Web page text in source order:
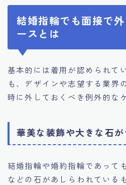
結婚指輪でも面接で
ースとは
基本的には着用が認められて
も、デザインや志望する業界
時に外しておくべき例外的な
華美な装飾や大きな石
結婚指輪や婚約指輪であって
などの石があしらわれている